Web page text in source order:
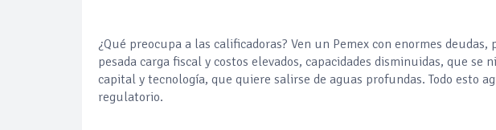
¿Qué preocupa a las calificadoras? Ven un Pemex con enormes
pesada carga fiscal y costos elevados, capacidades disminuidas, que se
capital y tecnología, que quiere salirse de aguas profundas. Todo esto
regulatorio.